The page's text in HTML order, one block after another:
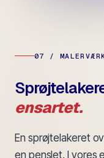
07 /
ensartet.
En sprøjtelakeret
en penslet. I vores